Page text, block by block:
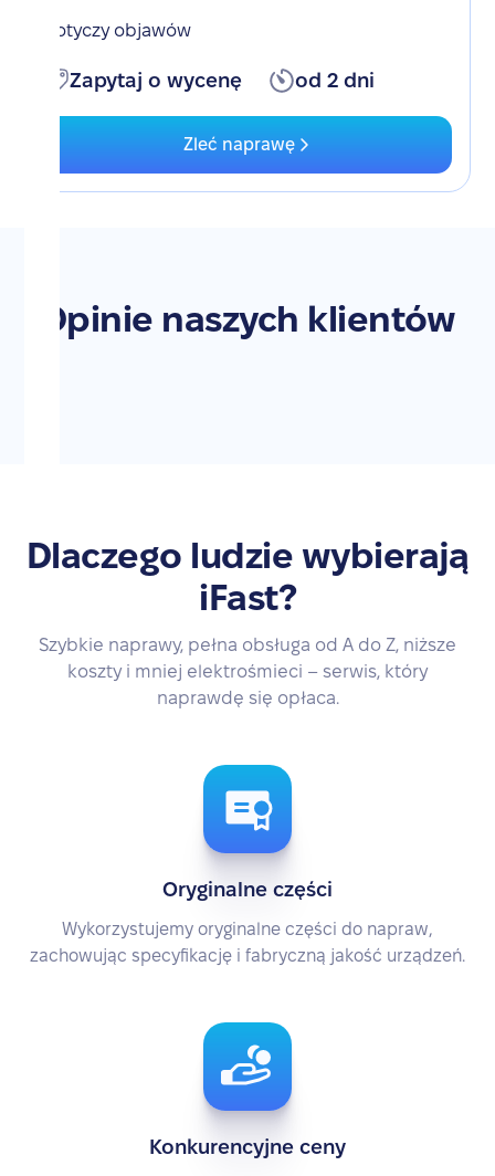
Dotyczy objawów
Zapytaj o wycenę od 2 dni
Zleć naprawę
Opinie naszych klientów
Dlaczego ludzie wybierają
iFast?
Szybkie naprawy, pełna obsługa od A do Z, niższe
koszty i mniej elektrośmieci – serwis, który
naprawdę się opłaca.
Oryginalne części
Wykorzystujemy oryginalne części do napraw,
zachowując specyfikację i fabryczną jakość urządzeń.
Konkurencyjne ceny